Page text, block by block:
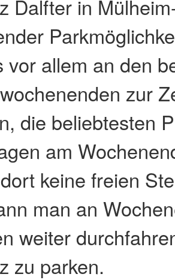
Dalfter in
vor allem an den
zur
die beliebtesten
am
keine freien
man an
weiter
zu parken.